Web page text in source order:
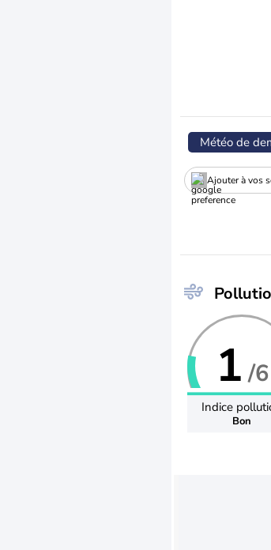
Météo de
Ajouter à vos
1 /6
Indice
Bon